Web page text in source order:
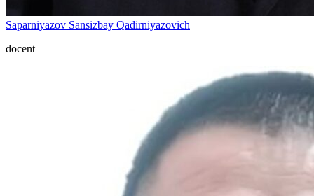
Saparniyazov Sansizbay Qadirniyazovich
docent